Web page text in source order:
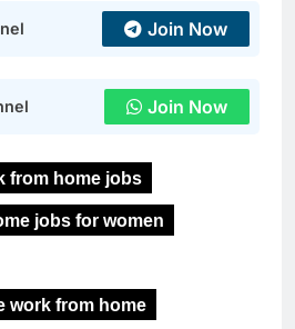
Join Now
Join Now
from home jobs
jobs for women
work from home